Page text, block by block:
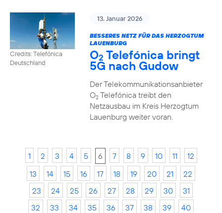
Credits: Telefónica
Deutschland
13. Januar 2026
BESSERES NETZ FÜR DAS HERZOGTUM
LAUENBURG
O2 Telefónica bringt
5G nach Gudow
Der Telekommunikationsanbieter
O2Telefónica treibt den
Netzausbau im Kreis Herzogtum
Lauenburg weiter voran.
1 2 3 4 5 6 7 8 9 10 11
12
13
14 15 16 17 18 19 20 21
22
23
24 25 26 27 28 29 30
31
32
33 34 35 36 37 38 39
40